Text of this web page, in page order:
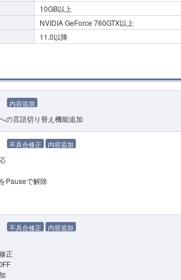
10GB以上
NVIDIA GeForce 760GTX以上
11.0以降
内容追加
の言語切り替え機能追加
不具合修正 内容追加
Pauseで解除
不具合修正 内容追加
正